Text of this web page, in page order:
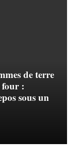
de terre
four :
sous un